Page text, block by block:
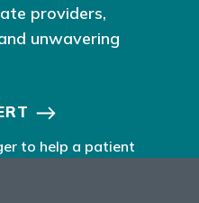
providers,
unwavering